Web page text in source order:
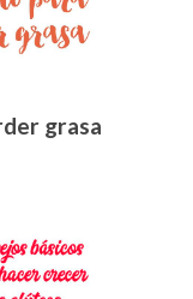
grasa